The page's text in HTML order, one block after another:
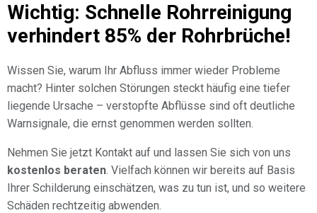
Wichtig: Schnelle Rohrreinigung
verhindert 85% der Rohrbrüche!
Wissen Sie, warum Ihr Abfluss immer wieder Probleme
macht? Hinter solchen Störungen steckt häufig eine tiefer
liegende Ursache – verstopfte Abflüsse sind oft deutliche
Warnsignale, die ernst genommen werden sollten.
Nehmen Sie jetzt Kontakt auf und lassen Sie sich von uns
kostenlos beraten. Vielfach können wir bereits auf Basis
Ihrer Schilderung einschätzen, was zu tun ist, und so weitere
Schäden rechtzeitig abwenden.